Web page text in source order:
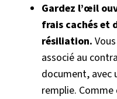
Gardez l’œil
frais cachés et
résiliation.
associé au
document, avec
remplie.